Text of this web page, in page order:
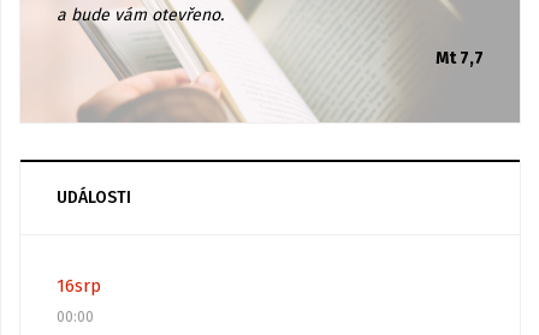
a bude vám otevřeno.
Mt 7,7
UDÁLOSTI
16srp
00:00